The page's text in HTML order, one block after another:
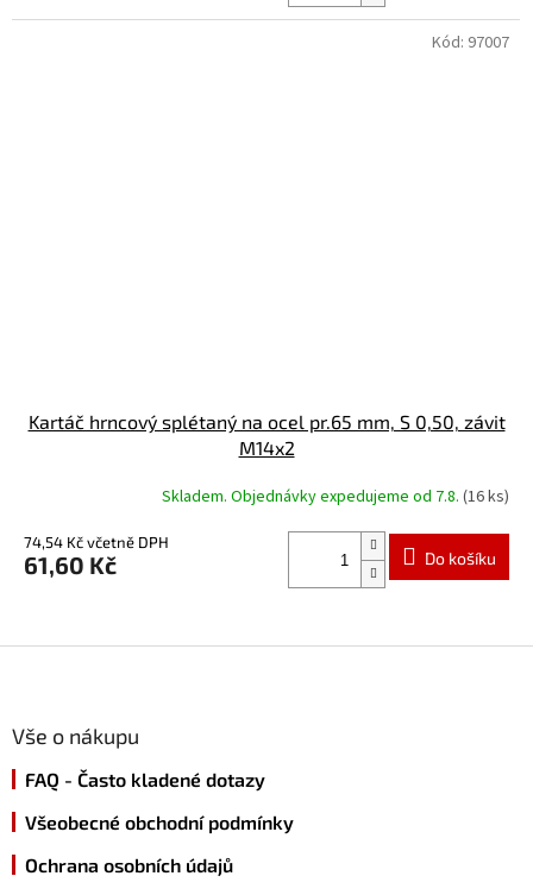
Kartáč hrncový splétaný na ocel pr.65 mm, S 0,50, závit
M14x2
Skladem. Objednávky expedujeme od 7.8. (16 ks)
74,54 Kč včetně DPH
61,60 Kč Do košíku
Kód: 97007
Vše o nákupu
FAQ - Často kladené dotazy
Všeobecné obchodní podmínky
Ochrana osobních údajů